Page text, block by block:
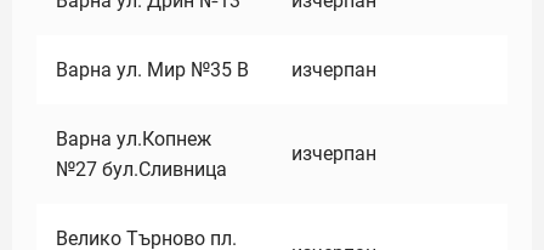
Варна ул. Мир №35 В изчерпан
Варна ул.Копнеж
№27 бул.Сливница
изчерпан
Велико Търново пл.